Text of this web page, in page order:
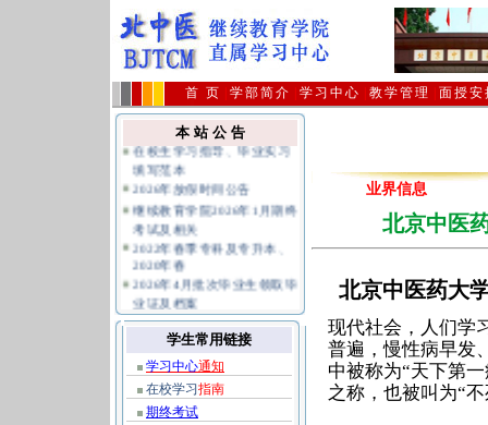
首 页 学部简介 学习中心 教学管理 面授安
本 站 公 告
在校生学习指导、毕业实习
填写范本
2026年放假时间公告
继续教育学院2026年1月期终
考试及相关
2022年春季专科及专升本、
2020年春
2026年4月批次毕业生领取毕
业证及档案
关于不要购买假冒复习题避
免上当受骗的公告
公共课统考报名及相关规定
指南
学生常用链接
学习中心通知
在校学习 指南
期终考试
业界信息
北京中医
北京中医药大
现代社会，人们学
普遍，慢性病早发
中被称为“天下第
之称，也被叫为“